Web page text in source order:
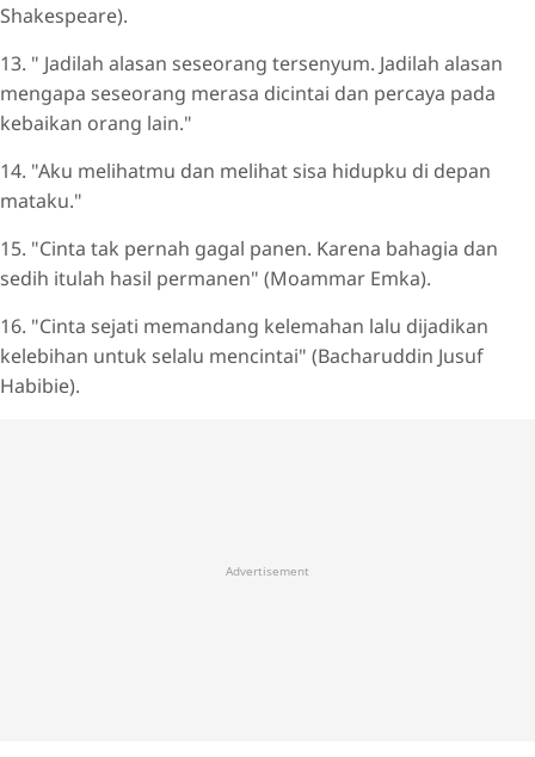
Shakespeare).
13. " Jadilah alasan seseorang tersenyum. Jadilah alasan
mengapa seseorang merasa dicintai dan percaya pada
kebaikan orang lain."
14. "Aku melihatmu dan melihat sisa hidupku di depan
mataku."
15. "Cinta tak pernah gagal panen. Karena bahagia dan
sedih itulah hasil permanen" (Moammar Emka).
16. "Cinta sejati memandang kelemahan lalu dijadikan
kelebihan untuk selalu mencintai" (Bacharuddin Jusuf
Habibie).
Advertisement